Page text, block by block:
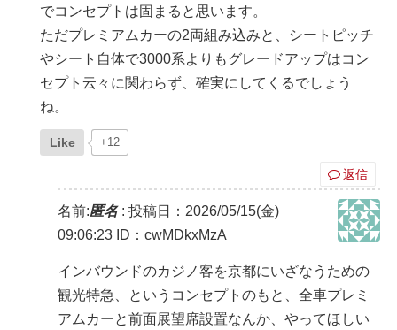
でコンセプトは固まると思います。
ただプレミアムカーの2両組み込みと、シートピッチ
やシート自体で3000系よりもグレードアップはコン
セプト云々に関わらず、確実にしてくるでしょう
ね。
Like +12
返信
名前:匿名: 投稿日：2026/05/15(金)
09:06:23 ID：cwMDkxMzA
インバウンドのカジノ客を京都にいざなうための
観光特急、というコンセプトのもと、全車プレミ
アムカーと前面展望席設置なんか、やってほしい